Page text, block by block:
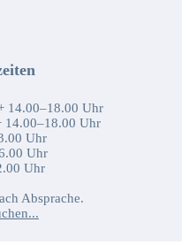
14.00–18.00 Uhr
14.00–18.00 Uhr
Uhr
Uhr
Uhr
Absprache.